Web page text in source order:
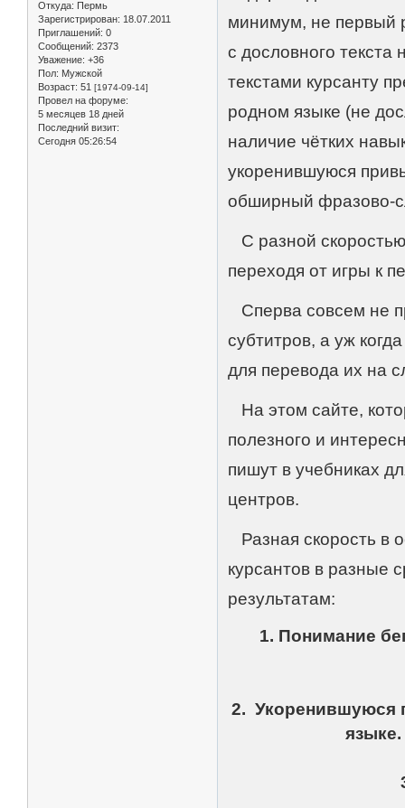
Откуда: Пермь
Зарегистрирован: 18.07.2011
Приглашений: 0
Сообщений: 2373
Уважение: +36
Пол: Мужской
Возраст: 51 [1974-09-14]
Провел на форуме:
5 месяцев 18 дней
Последний визит:
Сегодня 05:26:54
минимум, не первый
с дословного
текстами курсанту
родном языке (не
наличие чётких
укоренившуюся
обширный фразово-
С разной
переходя от игры к
Сперва совсем не
субтитров, а уж
для перевода их на
На этом сайте,
полезного и
пишут в учебниках
центров.
Разная скорость в
курсантов в разные
результатам:
1. Понимание
2. Укоренившуюся